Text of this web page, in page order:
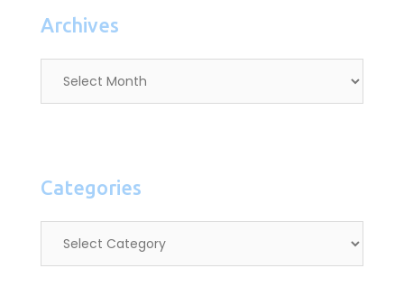
Archives
Categories